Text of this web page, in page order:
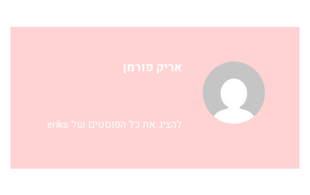
אריק פורמן
להציג את כל הפוסטים של eriks